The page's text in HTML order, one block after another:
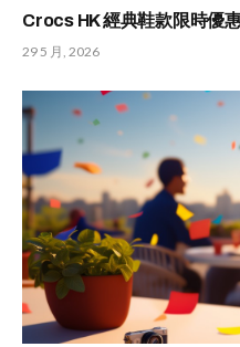
Crocs HK 經典鞋款限時優
29 5 月, 2026